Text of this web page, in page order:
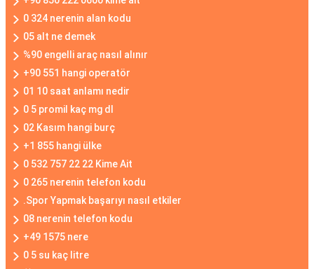
0 324 nerenin alan kodu
05 alt ne demek
%90 engelli araç nasıl alınır
+90 551 hangi operatör
01 10 saat anlamı nedir
0 5 promil kaç mg dl
02 Kasım hangi burç
+1 855 hangi ülke
0 532 757 22 22 Kime Ait
0 265 nerenin telefon kodu
.Spor Yapmak başarıyı nasıl etkiler
08 nerenin telefon kodu
+49 1575 nere
0 5 su kaç litre